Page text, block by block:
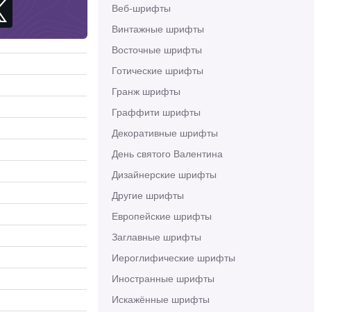
Веб-шрифты
Винтажные шрифты
Восточные шрифты
Готические шрифты
Гранж шрифты
Граффити шрифты
Декоративные шрифты
День святого Валентина
Дизайнерские шрифты
Другие шрифты
Европейские шрифты
Заглавные шрифты
Иероглифические шрифты
Иностранные шрифты
Искажённые шрифты